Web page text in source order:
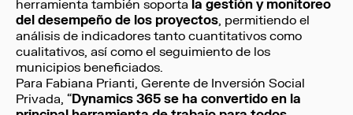
herramienta también soporta la gestión y monitoreo
del desempeño de los proyectos, permitiendo el
análisis de indicadores tanto cuantitativos como
cualitativos, así como el seguimiento de los
municipios beneficiados.
Para Fabiana Prianti, Gerente de Inversión Social
Privada, “Dynamics 365 se ha convertido en la